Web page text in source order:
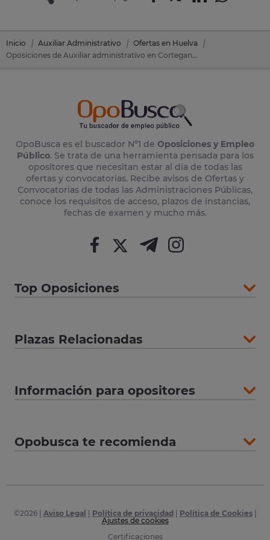
Inicio Auxiliar Administrativo
Ofertas en Huelva
Oposiciones de Auxiliar administrativo en Cortegana (Huelva)
OpoBusca es el buscador Nº1 de Oposiciones y Empleo
Público. Se trata de una herramienta pensada para los
opositores que necesitan estar al día de todas las
ofertas y convocatorias. Recibe avisos de Ofertas y
Convocatorias de todas las Administraciones Públicas,
conoce los requisitos de acceso, plazos de instancias,
fechas de examen y mucho más.
Top Oposiciones
Plazas Relacionadas
Información para opositores
Opobusca te recomienda
©2026| Aviso Legal Política de privacidad Política de Cookies|
Ajustes de cookies
Certificaciones